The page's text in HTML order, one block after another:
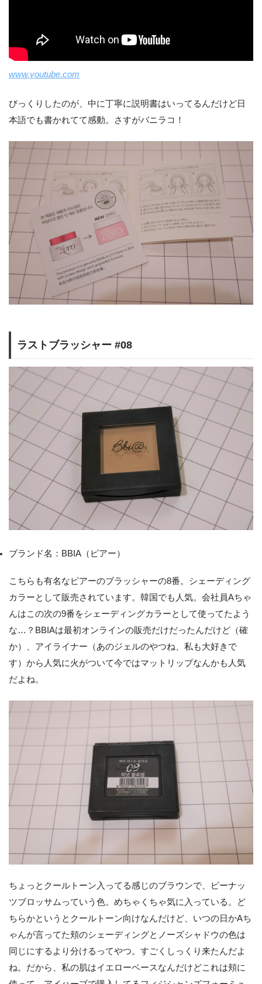
www.youtube.com
びっくりしたのが、中に丁寧に説明書はいってるんだけど日
本語でも書かれてて感動。さすがバニラコ！
ラストブラッシャー #08
ブランド名：BBIA（ピアー）
こちらも有名なピアーのブラッシャーの8番。シェーディング
カラーとして販売されています。韓国でも人気。会社員Aちゃ
んはこの次の9番をシェーディングカラーとして使ってたよう
な…？BBIAは最初オンラインの販売だけだったんだけど（確
か）、アイライナー（あのジェルのやつね、私も大好きで
す）から人気に火がついて今ではマットリップなんかも人気
だよね。
ちょっとクールトーン入ってる感じのブラウンで、ピーナッ
ツブロッサムっていう色。めちゃくちゃ気に入っている。ど
ちらかというとクールトーン向けなんだけど、いつの日かAち
ゃんが言ってた頬のシェーディングとノーズシャドウの色は
同じにするより分けるってやつ。すごくしっくり来たんだよ
ね。だから、私の肌はイエローベースなんだけどこれは頬に